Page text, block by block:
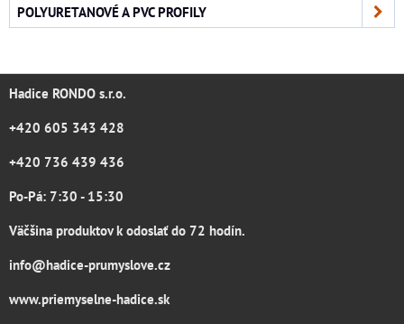
POLYURETANOVÉ A PVC PROFILY
Hadice RONDO s.r.o.
+420 605 343 428
+420 736 439 436
Po-Pá: 7:30 - 15:30
Väčšina produktov k odoslať do 72 hodín.
info@hadice-prumyslove.cz
www.priemyselne-hadice.sk